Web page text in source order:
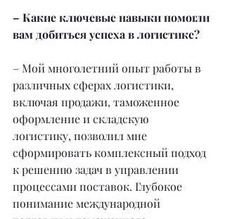
– Какие ключевые навыки помогли
вам добиться успеха в логистике?
– Мой многолетний опыт работы в
различных сферах логистики,
включая продажи, таможенное
оформление и складскую
логистику, позволил мне
сформировать комплексный подход
к решению задач в управлении
процессами поставок. Глубокое
понимание международной